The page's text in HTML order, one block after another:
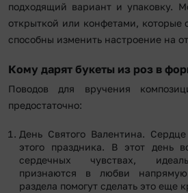
подходящий вариант и упаковку.
открыткой или конфетами, которые
способны изменить настроение на
Кому дарят букеты из роз в
Поводов для вручения
предостаточно:
День Святого Валентина.
этого праздника. В этот день
сердечных чувствах,
признаются в любви
раздела помогут сделать это еще